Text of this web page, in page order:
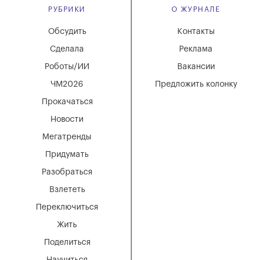
РУБРИКИ
Мегатренды
Придумать
Разобраться
Взлететь
Новости
Переключиться
Жить
Поделиться
Обсудить
Сделала
Роботы/ИИ
ЧМ2026
Прокачаться
О ЖУРНАЛЕ
Вакансии
Реклама
Контакты
Предложить колонку